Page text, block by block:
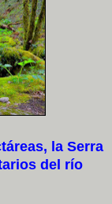
la Serra
del río